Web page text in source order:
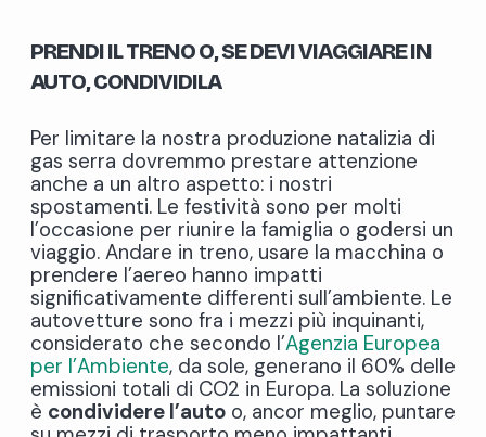
PRENDI IL TRENO O, SE DEVI VIAGGIARE IN
AUTO, CONDIVIDILA
Per limitare la nostra produzione natalizia di
gas serra dovremmo prestare attenzione
anche a un altro aspetto: i nostri
spostamenti. Le festività sono per molti
l’occasione per riunire la famiglia o godersi un
viaggio. Andare in treno, usare la macchina o
prendere l’aereo hanno impatti
significativamente differenti sull’ambiente. Le
autovetture sono fra i mezzi più inquinanti,
considerato che secondo l’Agenzia Europea
per l’Ambiente, da sole, generano il 60% delle
emissioni totali di CO2 in Europa. La soluzione
è condividere l’auto o, ancor meglio, puntare